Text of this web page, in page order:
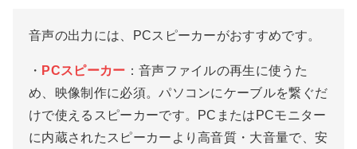
音声の出力には、PCスピーカーがおすすめです。
・ PCスピーカー ：音声ファイルの再生に使うた
め、映像制作に必須。パソコンにケーブルを繋ぐだ
けで使えるスピーカーです。PCまたはPCモニター
に内蔵されたスピーカーより高音質・大音量で、安